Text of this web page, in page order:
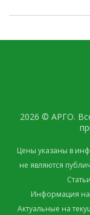
2026 © АРГО.
Цены указаны в
не являются
Информация на
Актуальные на